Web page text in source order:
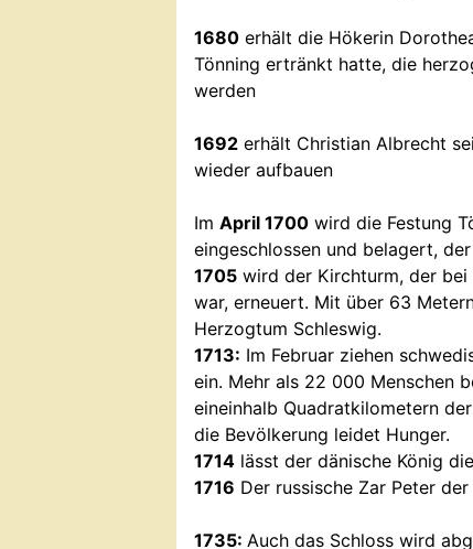
1680 erhält die Hökerin
Tönning ertränkt hatte, die
werden
1692 erhält Christian Albrecht
wieder aufbauen
Im April 1700 wird die Festung
eingeschlossen und belagert,
1705 wird der Kirchturm, der
war, erneuert. Mit über 63
Herzogtum Schleswig.
1713: Im Februar ziehen
ein. Mehr als 22 000 Menschen
eineinhalb Quadratkilometern
die Bevölkerung leidet Hunger.
1714 lässt der dänische König
1716 Der russische Zar Peter
1735: Auch das Schloss wird